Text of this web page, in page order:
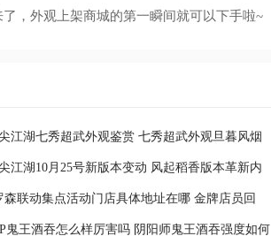
，外观上架商城的第一瞬间就可以下手啦~
江湖七秀超武外观鉴赏 七秀超武外观旦暮风烟
江湖10月25号新版本变动 风起稻香版本革新内
森联动集点活动门店具体地址在哪 金牌店员回
鬼王酒吞怎么样厉害吗 阴阳师鬼王酒吞强度如何